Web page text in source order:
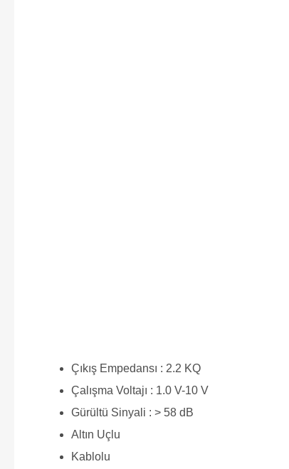
Çıkış Empedansı : 2.2 KQ
Çalışma Voltajı : 1.0 V-10 V
Gürültü Sinyali : > 58 dB
Altın Uçlu
Kablolu